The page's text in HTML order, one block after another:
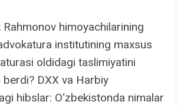
himoyachilarining
institutining maxsus
oldidagi taslimiyatini
DXX va Harbiy
hibslar: O‘zbekistonda nimalar